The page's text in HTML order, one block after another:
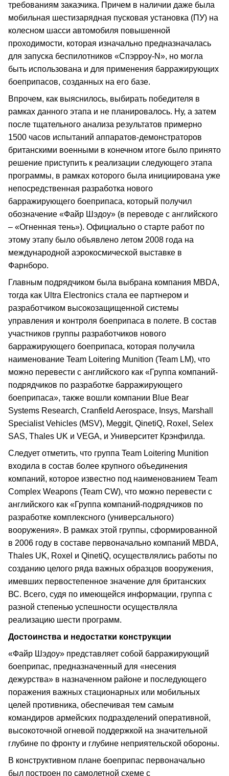
требованиям заказчика. Причем в наличии даже была
мобильная шестизарядная пусковая установка (ПУ) на
колесном шасси автомобиля повышенной
проходимости, которая изначально предназначалась
для запуска беспилотников «Спэрроу-N», но могла
быть использована и для применения барражирующих
боеприпасов, созданных на его базе.
Впрочем, как выяснилось, выбирать победителя в
рамках данного этапа и не планировалось. Ну, а затем
после тщательного анализа результатов примерно
1500 часов испытаний аппаратов-демонстраторов
британскими военными в конечном итоге было принято
решение приступить к реализации следующего этапа
программы, в рамках которого была инициирована уже
непосредственная разработка нового
барражирующего боеприпаса, который получил
обозначение «Файр Шэдоу» (в переводе с английского
– «Огненная тень»). Официально о старте работ по
этому этапу было объявлено летом 2008 года на
международной аэрокосмической выставке в
Фарнборо.
Главным подрядчиком была выбрана компания MBDA,
тогда как Ultra Electronics стала ее партнером и
разработчиком высокозащищенной системы
управления и контроля боеприпаса в полете. В состав
участников группы разработчиков нового
барражирующего боеприпаса, которая получила
наименование Team Loitering Munition (Team LM), что
можно перевести с английского как «Группа компаний-
подрядчиков по разработке барражирующего
боеприпаса», также вошли компании Blue Bear
Systems Research, Cranfield Aerospace, Insys, Marshall
Specialist Vehicles (MSV), Meggit, QinetiQ, Roxel, Selex
SAS, Thales UK и VEGA, и Университет Крэнфилда.
Следует отметить, что группа Team Loitering Munition
входила в состав более крупного объединения
компаний, которое известно под наименованием Team
Complex Weapons (Team CW), что можно перевести с
английского как «Группа компаний-подрядчиков по
разработке комплексного (универсального)
вооружения». В рамках этой группы, сформированной
в 2006 году в составе первоначально компаний MBDA,
Thales UK, Roxel и QinetiQ, осуществлялись работы по
созданию целого ряда важных образцов вооружения,
имевших первостепенное значение для британских
ВС. Всего, судя по имеющейся информации, группа с
разной степенью успешности осуществляла
реализацию шести программ.
Достоинства и недостатки конструкции
«Файр Шэдоу» представляет собой барражирующий
боеприпас, предназначенный для «несения
дежурства» в назначенном районе и последующего
поражения важных стационарных или мобильных
целей противника, обеспечивая тем самым
командиров армейских подразделений оперативной,
высокоточной огневой поддержкой на значительной
глубине по фронту и глубине неприятельской обороны.
В конструктивном плане боеприпас первоначально
был построен по самолетной схеме с